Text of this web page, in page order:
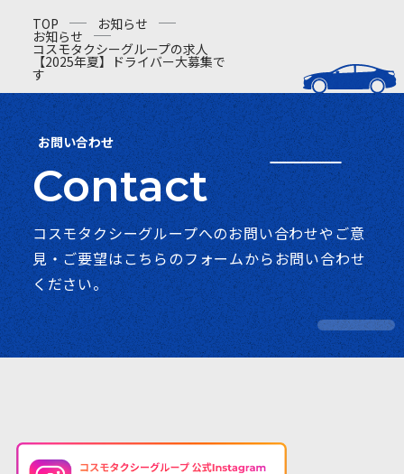
TOP お知らせ
お知らせ
コスモタクシーグループの求人
【2025年夏】ドライバー大募集で
す
お問い合わせ
コスモタクシーグループへのお問い合わせやご意
見・ご要望はこちらのフォームからお問い合わせ
ください。